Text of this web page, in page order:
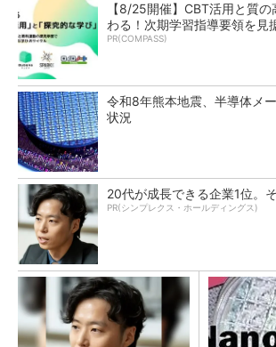
【8/25開催】CBT活用と質
わる！次期学習指導要領を見
PR(COMPASS)
令和8年熊本地震、半導体メ
状況
20代が成長できる企業1位。
PR(シンプレクス・ホールディングス)